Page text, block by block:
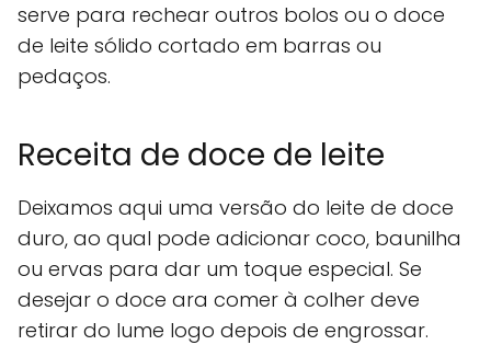
serve para rechear outros bolos ou o doce
de leite sólido cortado em barras ou
pedaços.
Receita de doce de leite
Deixamos aqui uma versão do leite de doce
duro, ao qual pode adicionar coco, baunilha
ou ervas para dar um toque especial. Se
desejar o doce ara comer à colher deve
retirar do lume logo depois de engrossar.